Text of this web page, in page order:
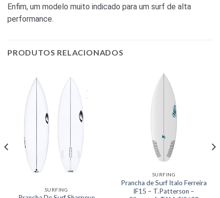
Enfim, um modelo muito indicado para um surf de alta
performance.
PRODUTOS RELACIONADOS
SURFING
SURFING
Prancha de Surf Italo Ferreira
IF15 – T.Patterson –